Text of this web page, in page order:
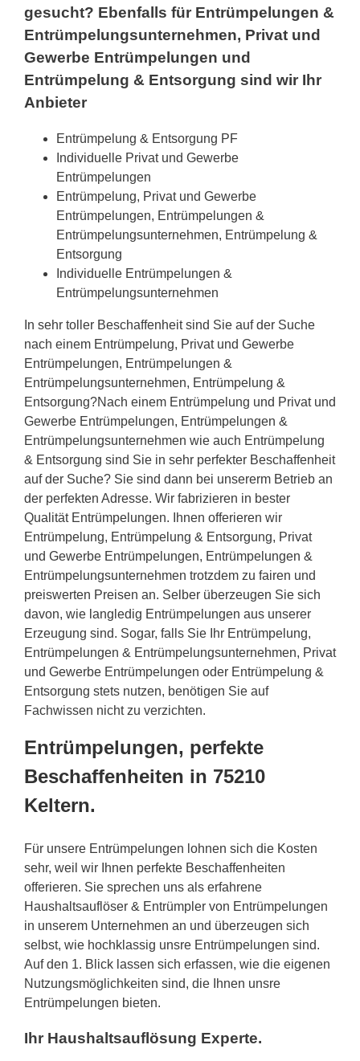
gesucht? Ebenfalls für Entrümpelungen &
Entrümpelungsunternehmen, Privat und
Gewerbe Entrümpelungen und
Entrümpelung & Entsorgung sind wir Ihr
Anbieter
Entrümpelung & Entsorgung PF
Individuelle Privat und Gewerbe
Entrümpelungen
Entrümpelung, Privat und Gewerbe
Entrümpelungen, Entrümpelungen &
Entrümpelungsunternehmen, Entrümpelung &
Entsorgung
Individuelle Entrümpelungen &
Entrümpelungsunternehmen
In sehr toller Beschaffenheit sind Sie auf der Suche
nach einem Entrümpelung, Privat und Gewerbe
Entrümpelungen, Entrümpelungen &
Entrümpelungsunternehmen, Entrümpelung &
Entsorgung?Nach einem Entrümpelung und Privat und
Gewerbe Entrümpelungen, Entrümpelungen &
Entrümpelungsunternehmen wie auch Entrümpelung
& Entsorgung sind Sie in sehr perfekter Beschaffenheit
auf der Suche? Sie sind dann bei unsererm Betrieb an
der perfekten Adresse. Wir fabrizieren in bester
Qualität Entrümpelungen. Ihnen offerieren wir
Entrümpelung, Entrümpelung & Entsorgung, Privat
und Gewerbe Entrümpelungen, Entrümpelungen &
Entrümpelungsunternehmen trotzdem zu fairen und
preiswerten Preisen an. Selber überzeugen Sie sich
davon, wie langledig Entrümpelungen aus unserer
Erzeugung sind. Sogar, falls Sie Ihr Entrümpelung,
Entrümpelungen & Entrümpelungsunternehmen, Privat
und Gewerbe Entrümpelungen oder Entrümpelung &
Entsorgung stets nutzen, benötigen Sie auf
Fachwissen nicht zu verzichten.
Entrümpelungen, perfekte
Beschaffenheiten in 75210
Keltern.
Für unsere Entrümpelungen lohnen sich die Kosten
sehr, weil wir Ihnen perfekte Beschaffenheiten
offerieren. Sie sprechen uns als erfahrene
Haushaltsauflöser & Entrümpler von Entrümpelungen
in unserem Unternehmen an und überzeugen sich
selbst, wie hochklassig unsre Entrümpelungen sind.
Auf den 1. Blick lassen sich erfassen, wie die eigenen
Nutzungsmöglichkeiten sind, die Ihnen unsre
Entrümpelungen bieten.
Ihr Haushaltsauflösung Experte.